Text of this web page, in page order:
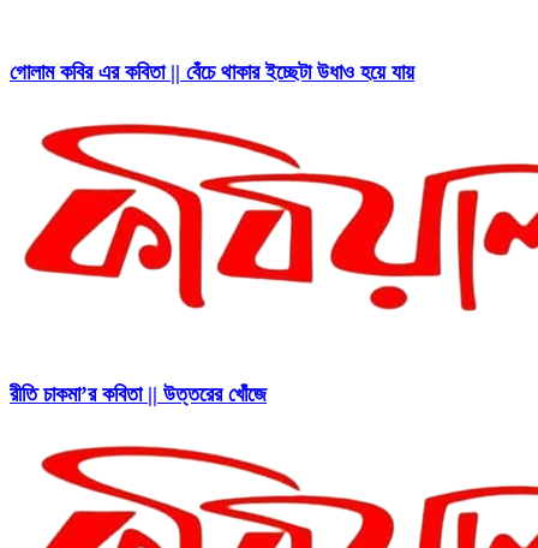
গোলাম কবির এর কবিতা || বেঁচে থাকার ইচ্ছেটা উধাও হয়ে যায়
রীতি চাকমা’র কবিতা || উত্তরের খোঁজে